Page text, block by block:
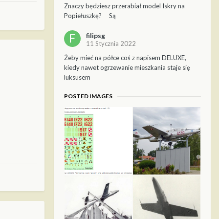
Znaczy będziesz przerabiał model Iskry na
Popiełuszkę? Są
filipsg
11 Stycznia 2022
Żeby mieć na półce coś z napisem DELUXE,
kiedy nawet ogrzewanie mieszkania staje się
luksusem
POSTED IMAGES